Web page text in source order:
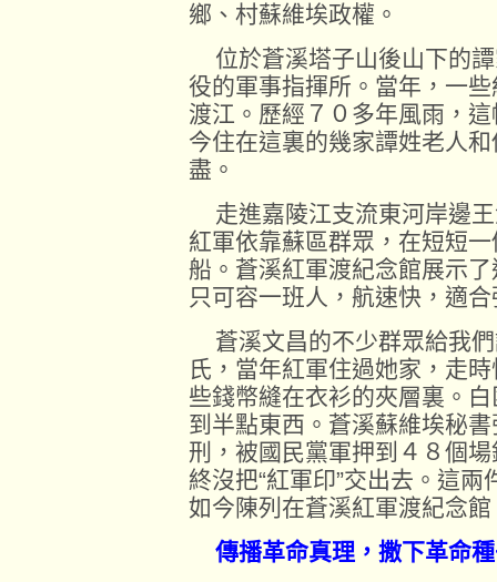
鄉、村蘇維埃政權。
位於蒼溪塔子山後山下的
役的軍事指揮所。當年，一
渡江。歷經７０多年風雨，
今住在這裏的幾家譚姓老人
盡。
走進嘉陵江支流東河岸邊
紅軍依靠蘇區群眾，在短短
船。蒼溪紅軍渡紀念館展示
只可容一班人，航速快，適
蒼溪文昌的不少群眾給我
氏，當年紅軍住過她家，走
些錢幣縫在衣衫的夾層裏。
到半點東西。蒼溪蘇維埃秘
刑，被國民黨軍押到４８個
終沒把“紅軍印”交出去。這
如今陳列在蒼溪紅軍渡紀念館
傳播革命真理，撒下革命